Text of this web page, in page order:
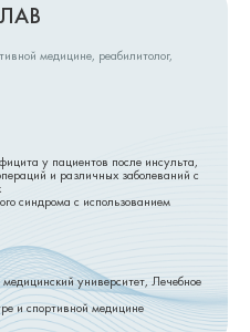
медицине, реабилитолог,
у пациентов после инсульта,
и различных заболеваний с
синдрома с использованием
университет, Лечебное
и спортивной медицине